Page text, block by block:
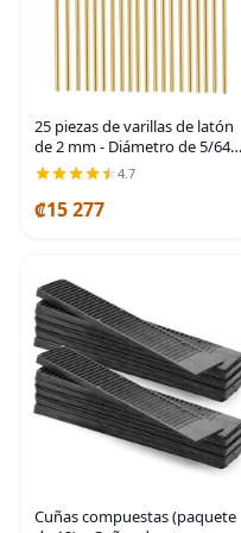
25 piezas de varillas de latón
de 2 mm - Diámetro de 5/64",
12" de longitud Barra de
torno
4.7
₡15 277
Cuñas compuestas (paquete